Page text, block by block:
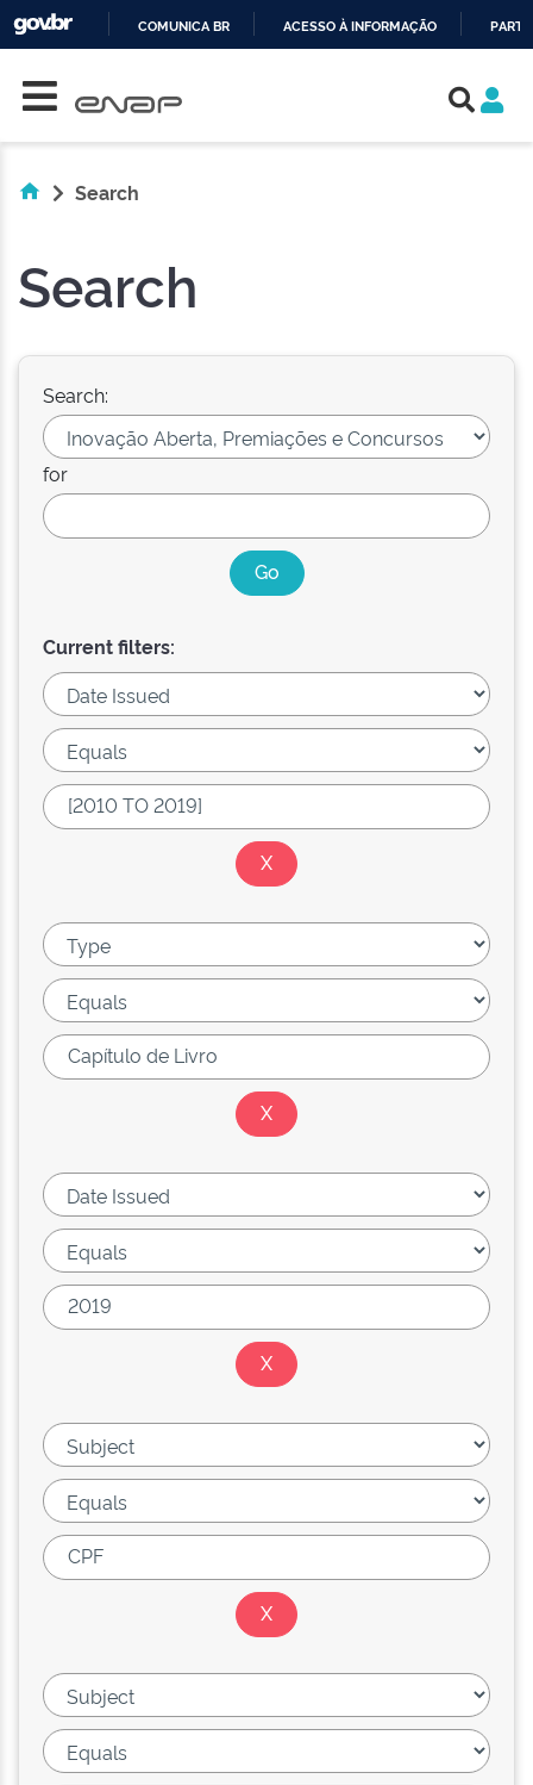
COMUNICA BR ACESSO À INFORMAÇÃO
Search
Search
Search:
for
Current filters: